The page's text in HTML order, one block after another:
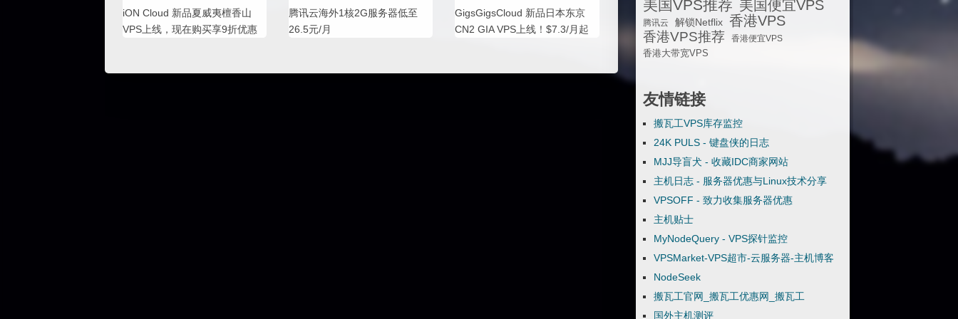
iON Cloud 新品夏威夷檀香山
VPS上线，现在购买享9折优惠
腾讯云海外1核2G服务器低至
26.5元/月
GigsGigsCloud 新品日本东京
CN2 GIA VPS上线！$7.3/月起
美国VPS推荐 美国便宜VPS
腾讯云 解锁Netflix 香港VPS
香港VPS推荐
香港便宜VPS
香港大带宽VPS
友情链接
搬瓦工VPS库存监控
24K PULS - 键盘侠的日志
MJJ导盲犬 - 收藏IDC商家网站
主机日志 - 服务器优惠与Linux技术分享
VPSOFF - 致力收集服务器优惠
主机贴士
MyNodeQuery - VPS探针监控
VPSMarket-VPS超市-云服务器-主机博客
NodeSeek
搬瓦工官网_搬瓦工优惠网_搬瓦工
国外主机测评